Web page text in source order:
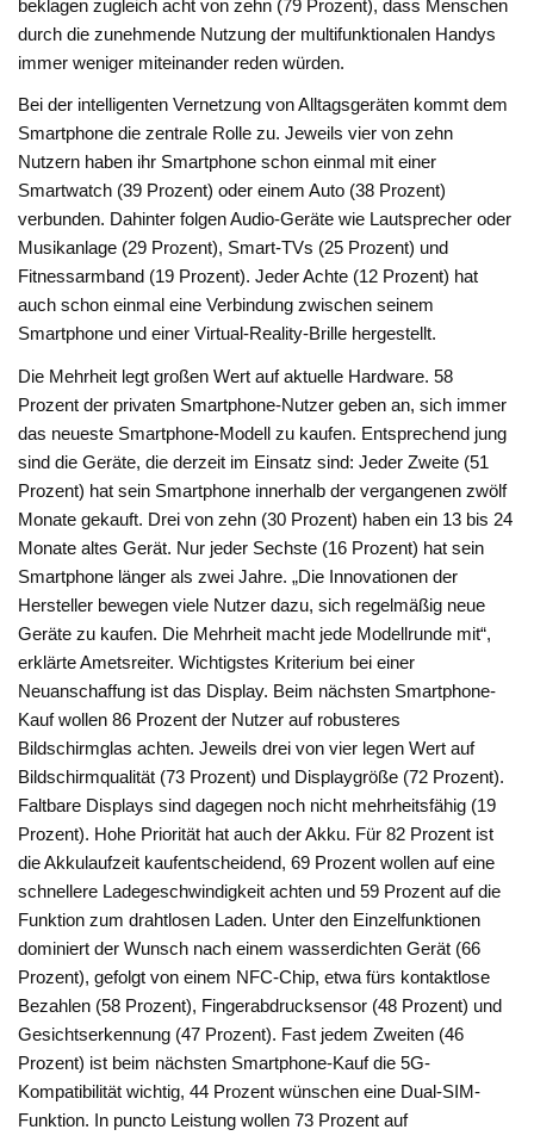
beklagen zugleich acht von zehn (79 Prozent), dass Menschen
durch die zunehmende Nutzung der multifunktionalen Handys
immer weniger miteinander reden würden.
Bei der intelligenten Vernetzung von Alltagsgeräten kommt dem
Smartphone die zentrale Rolle zu. Jeweils vier von zehn
Nutzern haben ihr Smartphone schon einmal mit einer
Smartwatch (39 Prozent) oder einem Auto (38 Prozent)
verbunden. Dahinter folgen Audio-Geräte wie Lautsprecher oder
Musikanlage (29 Prozent), Smart-TVs (25 Prozent) und
Fitnessarmband (19 Prozent). Jeder Achte (12 Prozent) hat
auch schon einmal eine Verbindung zwischen seinem
Smartphone und einer Virtual-Reality-Brille hergestellt.
Die Mehrheit legt großen Wert auf aktuelle Hardware. 58
Prozent der privaten Smartphone-Nutzer geben an, sich immer
das neueste Smartphone-Modell zu kaufen. Entsprechend jung
sind die Geräte, die derzeit im Einsatz sind: Jeder Zweite (51
Prozent) hat sein Smartphone innerhalb der vergangenen zwölf
Monate gekauft. Drei von zehn (30 Prozent) haben ein 13 bis 24
Monate altes Gerät. Nur jeder Sechste (16 Prozent) hat sein
Smartphone länger als zwei Jahre. „Die Innovationen der
Hersteller bewegen viele Nutzer dazu, sich regelmäßig neue
Geräte zu kaufen. Die Mehrheit macht jede Modellrunde mit“,
erklärte Ametsreiter. Wichtigstes Kriterium bei einer
Neuanschaffung ist das Display. Beim nächsten Smartphone-
Kauf wollen 86 Prozent der Nutzer auf robusteres
Bildschirmglas achten. Jeweils drei von vier legen Wert auf
Bildschirmqualität (73 Prozent) und Displaygröße (72 Prozent).
Faltbare Displays sind dagegen noch nicht mehrheitsfähig (19
Prozent). Hohe Priorität hat auch der Akku. Für 82 Prozent ist
die Akkulaufzeit kaufentscheidend, 69 Prozent wollen auf eine
schnellere Ladegeschwindigkeit achten und 59 Prozent auf die
Funktion zum drahtlosen Laden. Unter den Einzelfunktionen
dominiert der Wunsch nach einem wasserdichten Gerät (66
Prozent), gefolgt von einem NFC-Chip, etwa fürs kontaktlose
Bezahlen (58 Prozent), Fingerabdrucksensor (48 Prozent) und
Gesichtserkennung (47 Prozent). Fast jedem Zweiten (46
Prozent) ist beim nächsten Smartphone-Kauf die 5G-
Kompatibilität wichtig, 44 Prozent wünschen eine Dual-SIM-
Funktion. In puncto Leistung wollen 73 Prozent auf